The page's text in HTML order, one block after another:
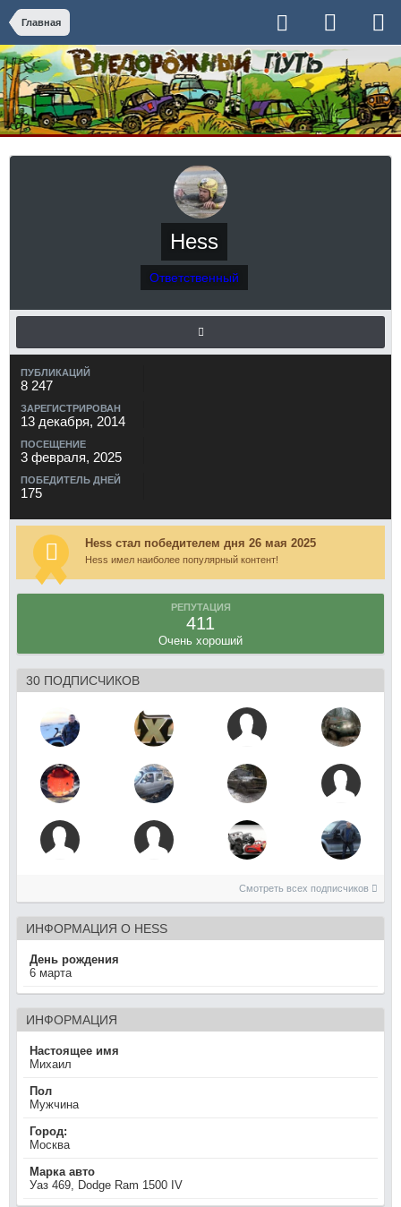
Главная
Hess
Ответственный
ПУБЛИКАЦИЙ
8 247
ЗАРЕГИСТРИРОВАН
13 декабря, 2014
ПОСЕЩЕНИЕ
3 февраля, 2025
ПОБЕДИТЕЛЬ ДНЕЙ
175
Hess стал победителем дня 26 мая 2025
Hess имел наиболее популярный контент!
РЕПУТАЦИЯ
411
Очень хороший
30 ПОДПИСЧИКОВ
Смотреть всех подписчиков
ИНФОРМАЦИЯ О HESS
День рождения
6 марта
ИНФОРМАЦИЯ
Настоящее имя
Михаил
Пол
Мужчина
Город:
Москва
Марка авто
Уаз 469, Dodge Ram 1500 IV